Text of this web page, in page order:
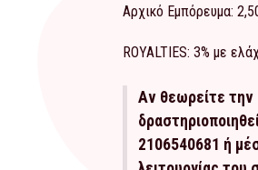
Αρχικό Εμπόρευμα:
ROYALTIES: 3% με
Αν θεωρείτε την
2106540681 ή